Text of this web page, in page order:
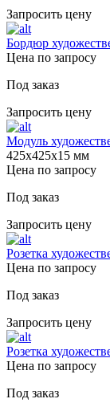
Запросить цену
Бордюр
Цена по запросу
Под заказ
Запросить цену
Модуль
425х425х15 мм
Цена по запросу
Под заказ
Запросить цену
Розетка
Цена по запросу
Под заказ
Запросить цену
Розетка
Цена по запросу
Под заказ